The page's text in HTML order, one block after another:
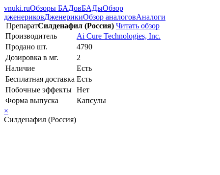
vnuki.ruОбзоры БАДовБАДыОбзор
дженериковДженерикиОбзор аналоговАналоги
ПрепаратСилденафил (Россия) Читать обзор
Производитель
Ai Cure Technologies, Inc.
Продано шт.
4790
Дозировка в мг.
2
Наличие
Есть
Бесплатная доставка Есть
Побочные эффекты Нет
Форма выпуска
Капсулы
×
Силденафил (Россия)